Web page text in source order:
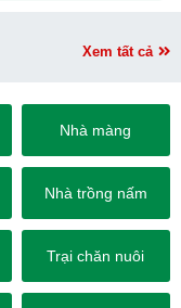
Nhà màng
Nhà trồng nấm
Trại chăn nuôi
Xem tất cả